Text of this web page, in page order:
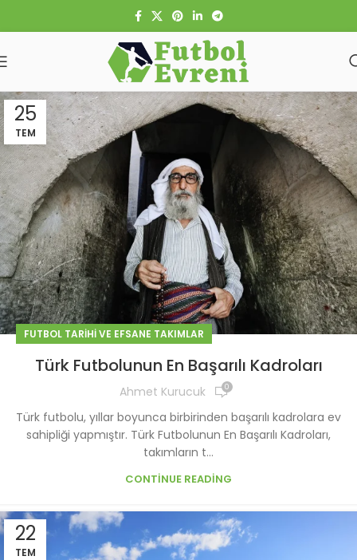
25
TEM
FUTBOL TARIHI VE EFSANE TAKIMLAR
Türk Futbolunun En Başarılı Kadroları
Ahmet Kurucuk 0
Türk futbolu, yıllar boyunca birbirinden başarılı kadrolara ev
sahipliği yapmıştır. Türk Futbolunun En Başarılı Kadroları,
takımların t...
CONTINUE READING
22
TEM